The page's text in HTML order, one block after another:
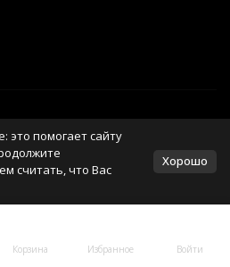
Корзина Избранное Войти
это помогает сайту
считать, что Вас
Хорошо